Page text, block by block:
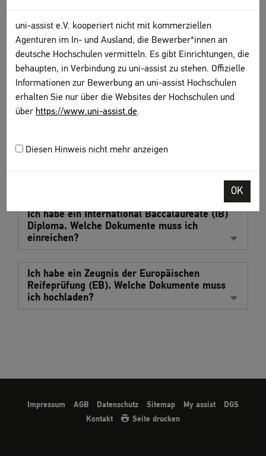
uni-assist e.V. kooperiert nicht mit kommerziellen
Agenturen im In- und Ausland, die Bewerber*innen an
deutsche Hochschulen vermitteln. Es gibt Einrichtungen, die
behaupten, in Verbindung zu uni-assist zu stehen. Offizielle
Informationen zur Bewerbung an uni-assist Hochschulen
erhalten Sie nur über die Websites der Hochschulen und
über https://www.uni-assist.de.
Diesen Hinweis nicht mehr anzeigen
OK
Übersetzungen
Muss ich meine Dokumente übersetzen
lassen?
Ich habe ein US High School Diploma von einer
Ich habe ein International Baccalaureate (IB)
Diploma. Welche Dokumente muss ich
einreichen?
Ich habe ein Zeugnis der Europäischen
Reifeprüfung (EB). Welche Dokumente muss
ich hochladen?
Impressum AGB Datenschutz Sitemap My assist
DGS
Kontakt
Seite drucken